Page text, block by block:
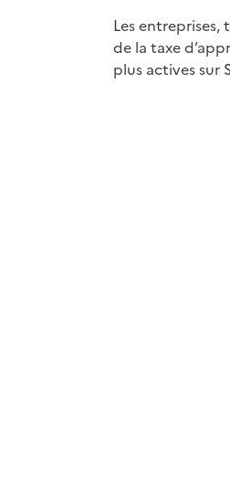
Les
de la taxe
plus actives sur